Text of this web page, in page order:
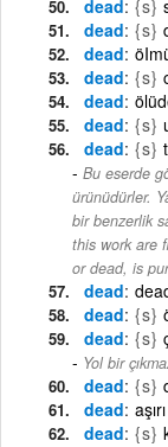
dead {s}
dead {s}
dead
dead {s}
dead
dead {s}
dead {s}
Bu eserde
ürünüdürler.
bir benzerlik
this work are
or dead, is
dead
dead {s}
dead {s}
Yol bir
dead {s}
dead aşırı
dead {s}